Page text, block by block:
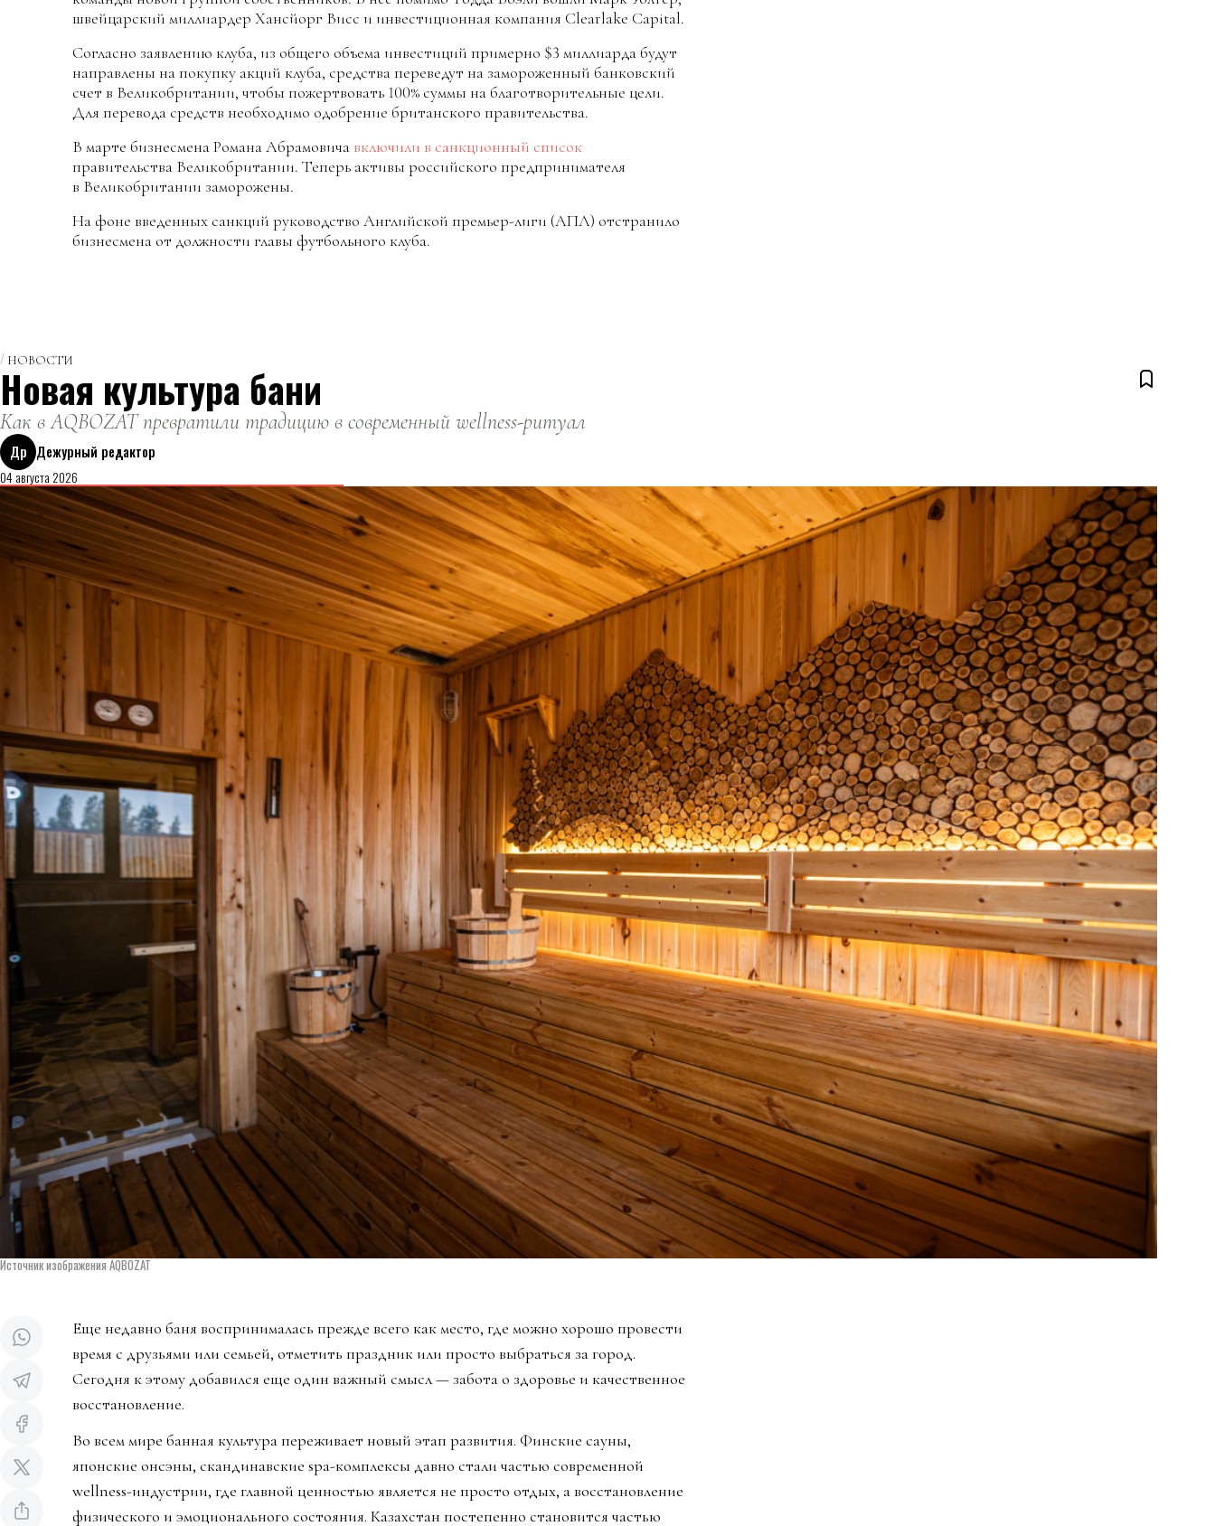
швейцарский миллиардер Хансйорг Висс и инвестиционная компания Clearlake Capital.
Согласно заявлению клуба, из общего объема инвестиций примерно $3 миллиарда будут
направлены на покупку акций клуба, средства переведут на замороженный банковский
счет в Великобритании, чтобы пожертвовать 100% суммы на благотворительные цели.
Для перевода средств необходимо одобрение британского правительства.
В марте бизнесмена Романа Абрамовича включили в санкционный список
правительства Великобритании. Теперь активы российского предпринимателя
в Великобритании заморожены.
На фоне введенных санкций руководство Английской премьер-лиги (АПЛ) отстранило
бизнесмена от должности главы футбольного клуба.
НОВОСТИ
Новая культура бани
Как в AQBOZAT превратили традицию в современный wellness-ритуал
Др Дежурный редактор
04 августа 2026
Источник изображения AQBOZAT
Еще недавно баня воспринималась прежде всего как место, где можно хорошо провести
время с друзьями или семьей, отметить праздник или просто выбраться за город.
Сегодня к этому добавился еще один важный смысл — забота о здоровье и качественное
восстановление.
Во всем мире банная культура переживает новый этап развития. Финские сауны,
японские онсэны, скандинавские spa-комплексы давно стали частью современной
wellness-индустрии, где главной ценностью является не просто отдых, а восстановление
физического и эмоционального состояния. Казахстан постепенно становится частью